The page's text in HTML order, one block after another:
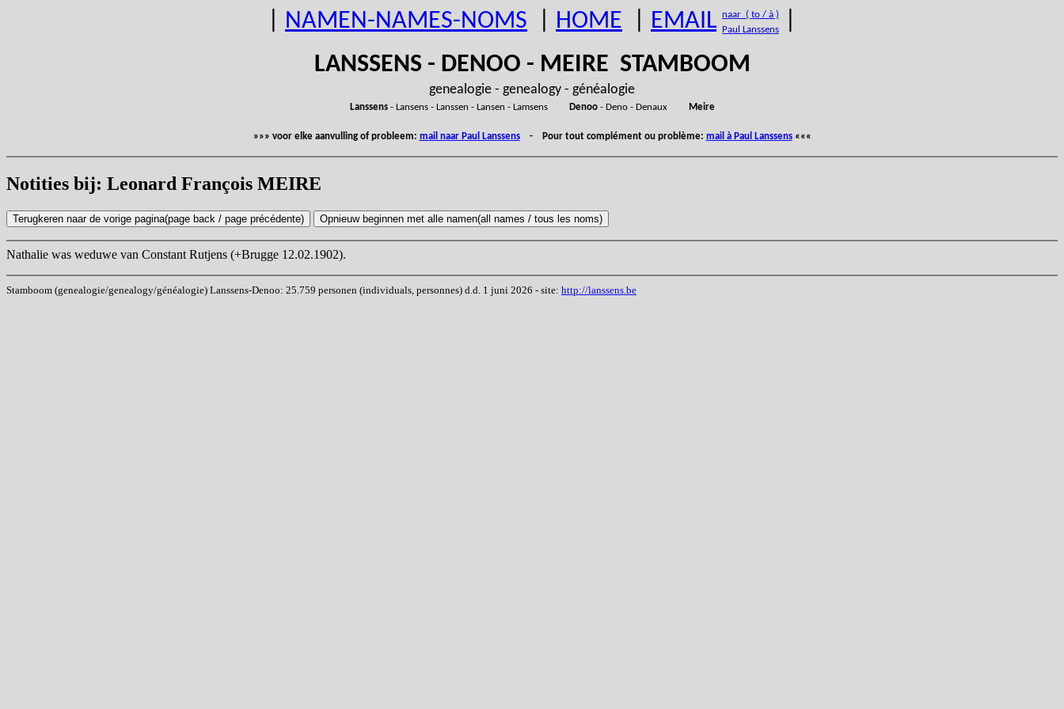
NAMEN-NAMES-NOMS HOME EMAIL naar ( to / à )
Paul Lanssens
LANSSENS - DENOO - MEIRE STAMBOOM
genealogie - genealogy - généalogie
Lanssens- Lansens - Lanssen - Lansen - Lamsens Denoo- Deno - Denaux Meire
»»» voor elke aanvulling of probleem: mail naar Paul Lanssens- Pour tout complément ou problème: mail à Paul Lanssens«««
Notities bij: Leonard François MEIRE
Nathalie was weduwe van Constant Rutjens (+Brugge 12.02.1902).
Stamboom (genealogie/genealogy/généalogie) Lanssens-Denoo: 25.759 personen (individuals, personnes) d.d. 1 juni 2026 - site: http://lanssens.be